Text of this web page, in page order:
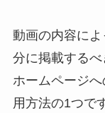
動画の内容に
分に掲載する
ホームページ
用方法の1つで